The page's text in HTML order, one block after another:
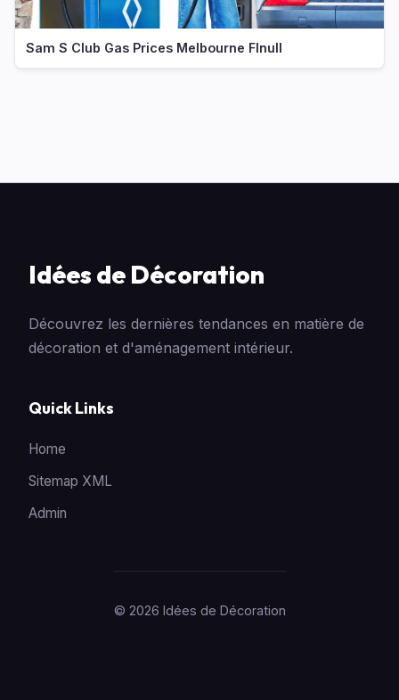
Sam S Club Gas Prices Melbourne Flnull
Idées de Décoration
Découvrez les dernières tendances en matière de
décoration et d'aménagement intérieur.
Quick Links
Home
Sitemap XML
Admin
© 2026 Idées de Décoration